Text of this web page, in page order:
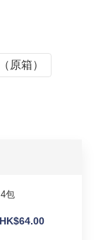
原箱）
包